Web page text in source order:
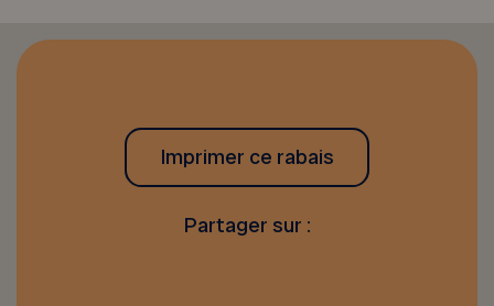
Imprimer ce rabais
Partager sur :